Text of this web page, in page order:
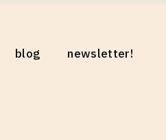
blog newsletter!